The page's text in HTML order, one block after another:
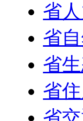
省
省
省
省